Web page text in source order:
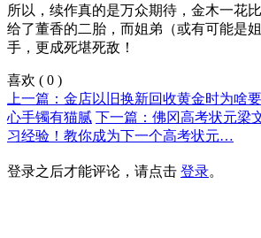
所以，续作真的是万众期待，金木一花
给了董香的二胎，而姐弟（或有可能是
手，更成死堪死敌！
喜欢 ( 0 )
上一篇：金店以旧换新回收黄金时为啥
心手镯有猫腻 下一篇：佛冈高考状元梁
习经验！教你成为下一个高考状元…
登录之后才能评论，请点击 登录。